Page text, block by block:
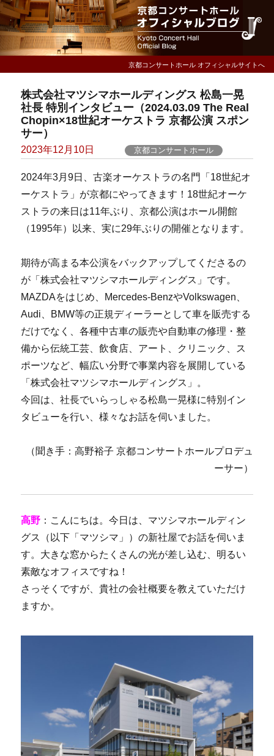
京都コンサートホール オフィシャルサイトへ
株式会社マツシマホールディングス 松島一晃
社長 特別インタビュー（2024.03.09 The Real
Chopin×18世紀オーケストラ 京都公演 スポン
サー）
Posted
2023年12月10日 京都コンサートホール
2024年3月9日、古楽オーケストラの名門「18世紀オ
ーケストラ」が京都にやってきます！18世紀オーケ
ストラの来日は11年ぶり、京都公演はホール開館
（1995年）以来、実に29年ぶりの開催となります。
期待が高まる本公演をバックアップしてくださるの
が「株式会社マツシマホールディングス」です。
MAZDAをはじめ、Mercedes-BenzやVolkswagen、
Audi、BMW等の正規ディーラーとして車を販売する
だけでなく、各種中古車の販売や自動車の修理・整
備から伝統工芸、飲食店、アート、クリニック、ス
ポーツなど、幅広い分野で事業内容を展開している
「株式会社マツシマホールディングス」。
今回は、社長でいらっしゃる松島一晃様に特別イン
タビューを行い、様々なお話を伺いました。
（聞き手：高野裕子 京都コンサートホールプロデュ
ーサー）
高野 ：こんにちは。今日は、マツシマホールディン
グス（以下「マツシマ」）の新社屋でお話を伺いま
す。大きな窓からたくさんの光が差し込む、明るい
素敵なオフィスですね！
さっそくですが、貴社の会社概要を教えていただけ
ますか。